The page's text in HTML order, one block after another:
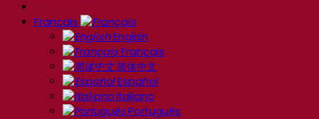
Français
English
Français
简体中文
Español
Italiano
Português